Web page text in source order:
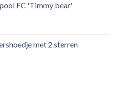
FC 'Timmy bear'
met 2 sterren